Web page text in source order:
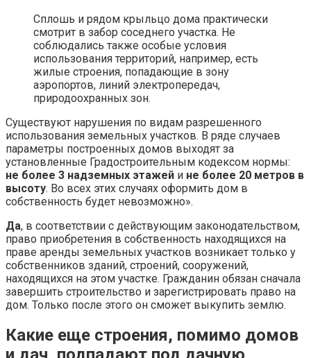
Сплошь и рядом крыльцо дома практически
смотрит в забор соседнего участка. Не
соблюдались также особые условия
использования территорий, например, есть
жилые строения, попадающие в зону
аэропортов, линий электропередач,
природоохранных зон.
Существуют нарушения по видам разрешенного
использования земельных участков. В ряде случаев
параметры построенных домов выходят за
установленные Градостроительным кодексом нормы:
не более 3 надземных этажей и не более 20 метров в
высоту. Во всех этих случаях оформить дом в
собственность будет невозможно».
Да, в соответствии с действующим законодательством,
право приобретения в собственность находящихся на
праве аренды земельных участков возникает только у
собственников зданий, строений, сооружений,
находящихся на этом участке. Гражданин обязан сначала
завершить строительство и зарегистрировать право на
дом. Только после этого он сможет выкупить землю.
Какие еще строения, помимо домов